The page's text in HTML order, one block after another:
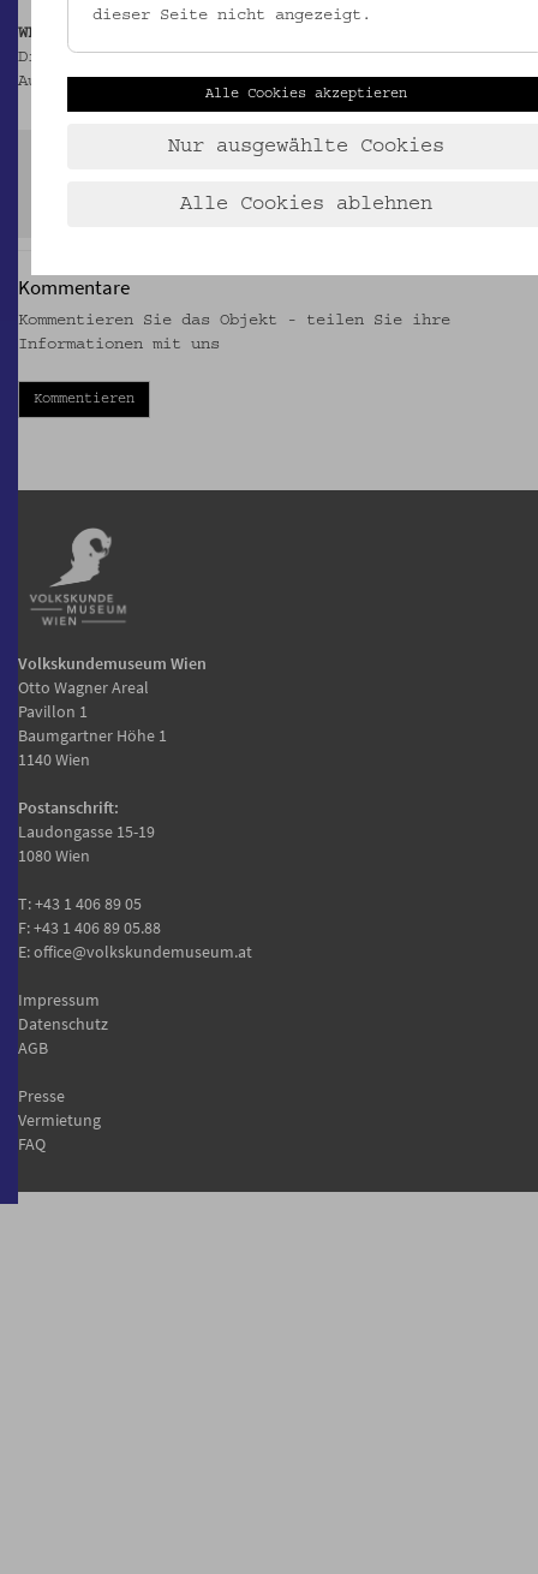
WEITERFÜHRENDE INFORMATIONEN
Die im Kochbuch verwendeten küchentechnischen
Ausdrücke können sie in diesemGlossarnachschlagen.
Kommentare
Kommentieren Sie das Objekt - teilen Sie ihre
Informationen mit uns
Kommentieren
Volkskundemuseum Wien
Otto Wagner Areal
Pavillon 1
Baumgartner Höhe 1
1140 Wien
Postanschrift:
Laudongasse 15-19
1080 Wien
T:+43 1 406 89 05
F: +43 1 406 89 05.88
E:office@volkskundemuseum.at
Impressum
Datenschutz
AGB
Presse
Vermietung
FAQ
dieser Seite nicht angezeigt.
Alle Cookies akzeptieren
Nur ausgewählte Cookies
Alle Cookies ablehnen